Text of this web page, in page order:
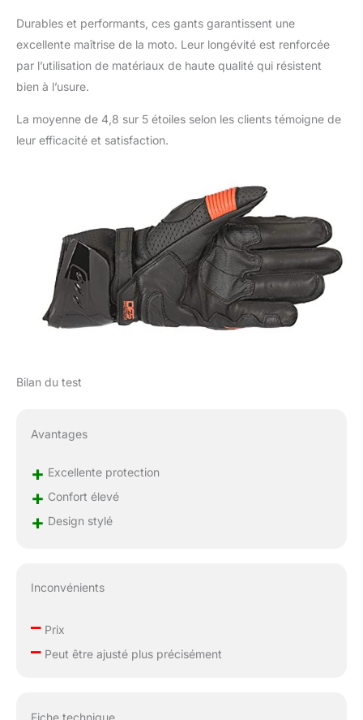
Durables et performants, ces gants garantissent une
excellente maîtrise de la moto. Leur longévité est renforcée
par l’utilisation de matériaux de haute qualité qui résistent
bien à l’usure.
La moyenne de 4,8 sur 5 étoiles selon les clients témoigne de
leur efficacité et satisfaction.
Bilan du test
Avantages
+ Excellente protection
+ Confort élevé
+ Design stylé
Inconvénients
–Prix
–Peut être ajusté plus précisément